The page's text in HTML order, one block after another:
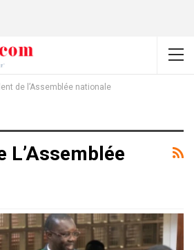
de l’Assemblée nationale
L’Assemblée